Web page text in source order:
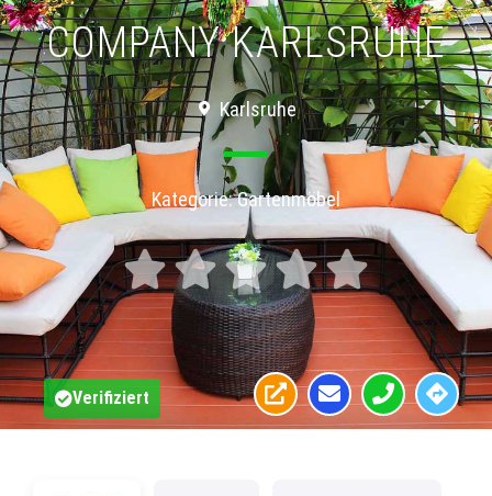
COMPANY KARLSRUHE
Karlsruhe
Kategorie:Gartenmöbel

Verifiziert